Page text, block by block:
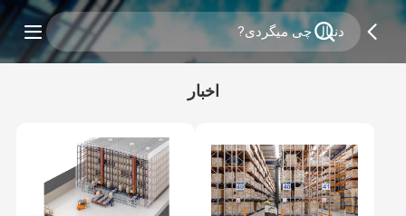
اخبار